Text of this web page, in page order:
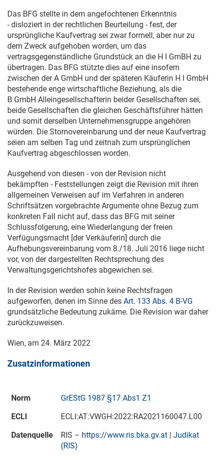
Das BFG stellte in dem angefochtenen Erkenntnis
- disloziert in der rechtlichen Beurteilung - fest, der
ursprüngliche Kaufvertrag sei zwar formell, aber nur zu
dem Zweck aufgehoben worden, um das
vertragsgegenständliche Grundstück an die H I GmBH zu
übertragen. Das BFG stützte dies auf eine insofern
zwischen der A GmbH und der späteren Käuferin H I GmbH
bestehende enge wirtschaftliche Beziehung, als die
B GmbH Alleingesellschafterin beider Gesellschaften sei,
beide Gesellschaften die gleichen Geschäftsführer hätten
und somit derselben Unternehmensgruppe angehören
würden. Die Stornovereinbarung und der neue Kaufvertrag
seien am selben Tag und zeitnah zum ursprünglichen
Kaufvertrag abgeschlossen worden.
Ausgehend von diesen - von der Revision nicht
bekämpften - Feststellungen zeigt die Revision mit ihren
allgemeinen Verweisen auf im Verfahren in anderen
Schriftsätzen vorgebrachte Argumente ohne Bezug zum
konkreten Fall nicht auf, dass das BFG mit seiner
Schlussfolgerung, eine Wiederlangung der freien
Verfügungsmacht [der Verkäuferin] durch die
Aufhebungsvereinbarung vom 8./18. Juli 2016 liege nicht
vor, von der dargestellten Rechtsprechung des
Verwaltungsgerichtshofes abgewichen sei.
In der Revision werden sohin keine Rechtsfragen
aufgeworfen, denen im Sinne des Art. 133 Abs. 4 B-VG
grundsätzliche Bedeutung zukäme. Die Revision war daher
zurückzuweisen.
Wien, am 24. März 2022
Zusatzinformationen
Norm
GrEStG 1987 §17 Abs1 Z1
ECLI
ECLI:AT:VWGH:2022:RA2021160047.L00
Datenquelle
RIS – https://www.ris.bka.gv.at | Judikat
(RIS)